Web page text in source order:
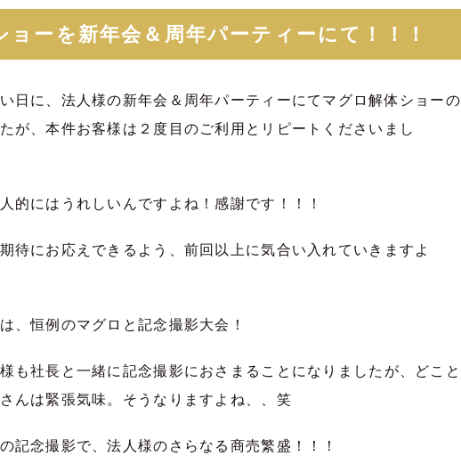
ョーを新年会＆周年パーティーにて！！！
日に、法人様の新年会＆周年パーティーにてマグロ解体ショーの
が、本件お客様は２度目のご利用とリピートくださいまし
的にはうれしいんですよね！感謝です！！！
待にお応えできるよう、前回以上に気合い入れていきますよ
、恒例のマグロと記念撮影大会！
も社長と一緒に記念撮影におさまることになりましたが、どこと
んは緊張気味。そうなりますよね、、笑
記念撮影で、法人様のさらなる商売繁盛！！！